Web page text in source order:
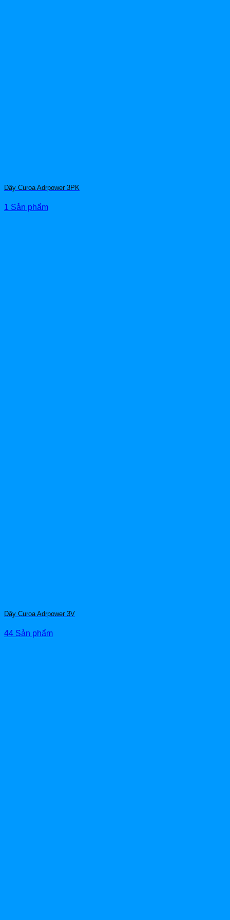
Dây Curoa Adrpower 3PK
1 Sản phẩm
Dây Curoa Adrpower 3V
44 Sản phẩm